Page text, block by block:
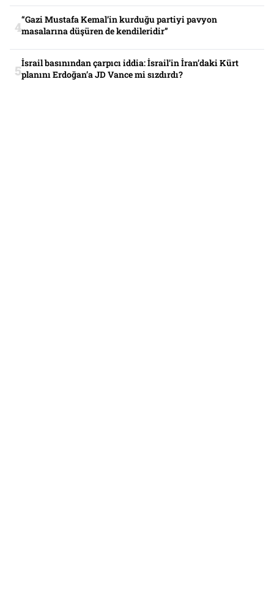
“Gazi Mustafa Kemal’in kurduğu partiyi pavyon
masalarına düşüren de kendileridir”
İsrail basınından çarpıcı iddia: İsrail’in İran’daki Kürt
planını Erdoğan’a JD Vance mi sızdırdı?